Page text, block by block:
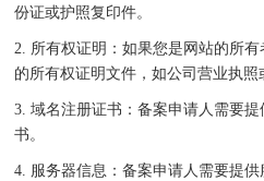
份证或护照复印件。
2. 所有权证明：如果您是网站的所
的所有权证明文件，如公司营业执照
3. 域名注册证书：备案申请人需要
书。
4. 服务器信息：备案申请人需要提